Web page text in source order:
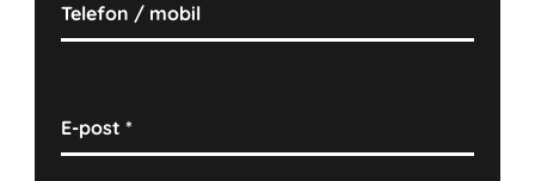
Telefon / mobil
E-post*